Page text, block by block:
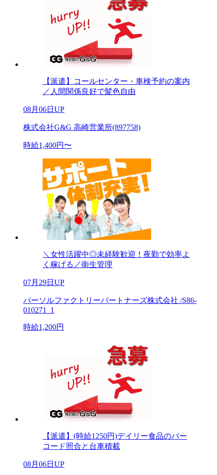
【派遣】コールセンター・車検予約の案内
／人間関係良好で髪色自由
08月06日UP
株式会社G&G 高崎営業所(897758)
時給1,400円〜
＼女性活躍中◎未経験歓迎！夜勤で効率よ
く稼げる／衛生管理
07月29日UP
パーソルファクトリーパートナーズ株式会社 /S86-
010271_1
時給1,200円
【派遣】(時給1250円)デイリー食品のバー
コード照合と台車積載
08月06日UP